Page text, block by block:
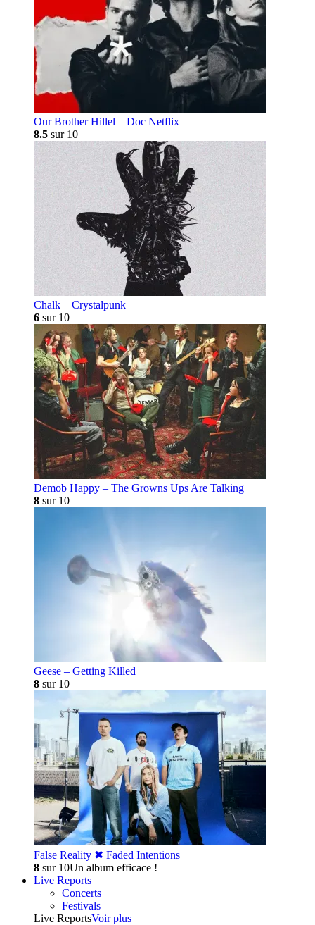
Our Brother Hillel – Doc Netflix
8.5 sur 10
Chalk – Crystalpunk
6 sur 10
Demob Happy – The Growns Ups Are Talking
8 sur 10
Geese – Getting Killed
8 sur 10
False Reality ✖︎ Faded Intentions
8 sur 10Un album efficace !
Live Reports
Concerts
Festivals
Live ReportsVoir plus